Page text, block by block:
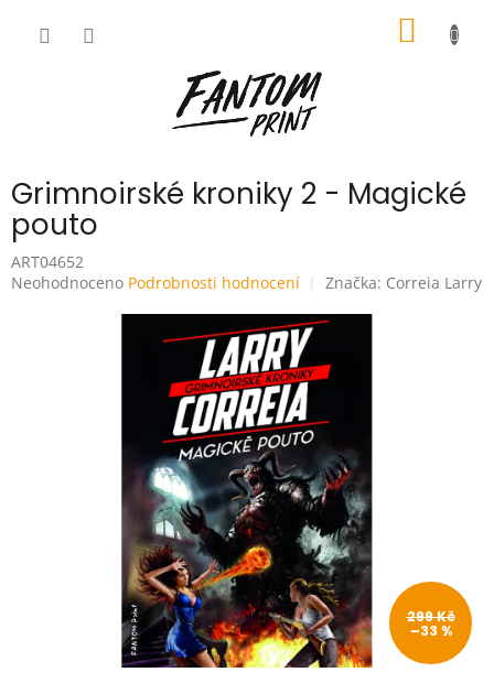
Grimnoirské kroniky 2 - Magické
pouto
ART04652
Průměrné
Neohodnoceno Podrobnosti hodnocení Značka: Correia Larry
299 Kč
–33 %